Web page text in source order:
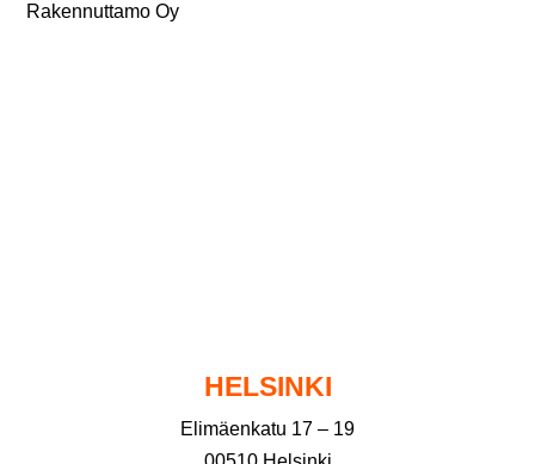
Rakennuttamo Oy
HELSINKI
Elimäenkatu 17 – 19